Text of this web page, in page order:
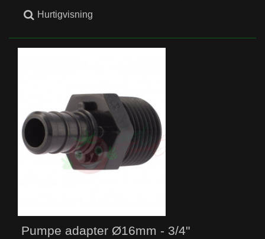
Hurtigvisning
Pumpe adapter Ø16mm - 3/4"